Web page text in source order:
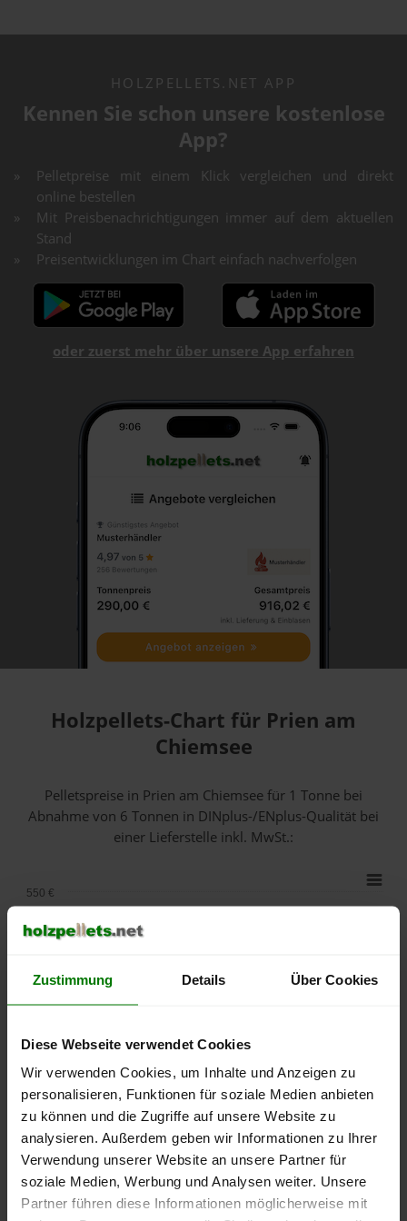
Zustimmung Details Über Cookies
Diese Webseite verwendet Cookies
Wir verwenden Cookies, um Inhalte und Anzeigen zu
personalisieren, Funktionen für soziale Medien anbieten
zu können und die Zugriffe auf unsere Website zu
analysieren. Außerdem geben wir Informationen zu Ihrer
Verwendung unserer Website an unsere Partner für
soziale Medien, Werbung und Analysen weiter. Unsere
Partner führen diese Informationen möglicherweise mit
HOLZPELLETS.NET APP
Kennen Sie schon unsere kostenlose
App?
Pelletpreise mit einem Klick vergleichen und direkt
online bestellen
Mit Preisbenachrichtigungen immer auf dem aktuellen
Stand
Preisentwicklungen im Chart einfach nachverfolgen
oder zuerst mehr über unsere App erfahren
Holzpellets-Chart für Prien am
Chiemsee
Pelletspreise in Prien am Chiemsee für 1 Tonne bei
Abnahmevon 6 Tonnen in DINplus-/ENplus-Qualität bei
einer Lieferstelle inkl. MwSt.:
lose Ware Sackware
September
2025
Januar
Mai
250 €
300 €
450 €
500 €
550 €